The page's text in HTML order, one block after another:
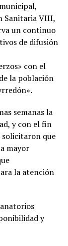
Sanitaria VIII,
un continuo
de difusión
con el
la población
semanas la
y con el fin
solicitaron que
mayor
la atención
y